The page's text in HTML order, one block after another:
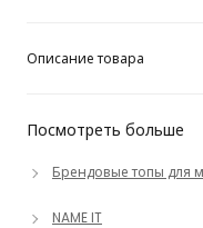
Посмотреть больше
Брендовые топы для
NAME IT
Описание товара